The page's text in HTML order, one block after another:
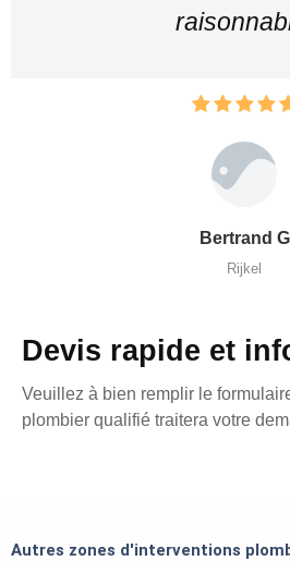
Bertrand G
Rijkel
Devis rapide et
Veuillez à bien remplir le
plombier qualifié traitera votre
Autres zones d'interventions